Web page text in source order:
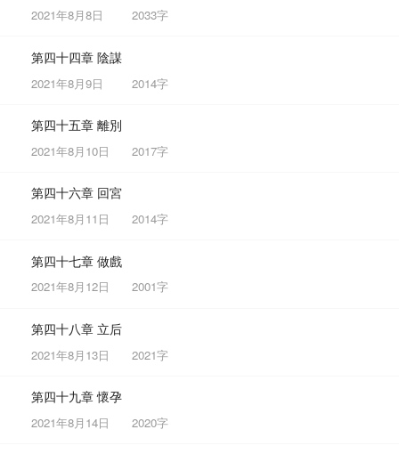
2021年8月8日 2033字
第四十四章 陰謀
2021年8月9日 2014字
第四十五章 離別
2021年8月10日 2017字
第四十六章 回宮
2021年8月11日 2014字
第四十七章 做戲
2021年8月12日 2001字
第四十八章 立后
2021年8月13日 2021字
第四十九章 懷孕
2021年8月14日 2020字